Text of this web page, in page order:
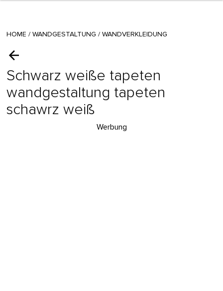
HOME / WANDGESTALTUNG / WANDVERKLEIDUNG
Schwarz weiße tapeten
wandgestaltung tapeten
schawrz weiß
Werbung